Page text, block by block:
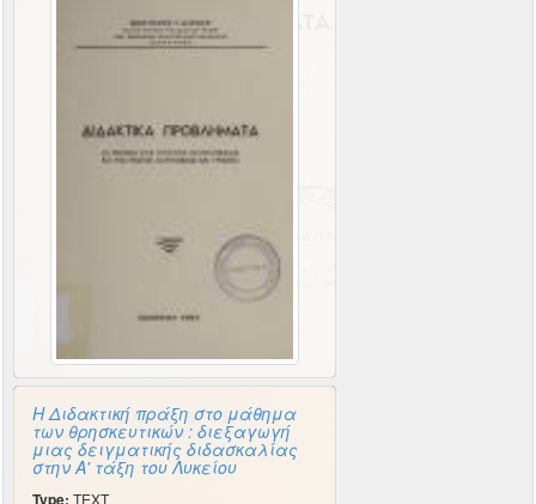
Η Διδακτική πράξη στο μάθημα
των θρησκευτικών : διεξαγωγή
μιας δειγματικής διδασκαλίας
στην Α' τάξη του Λυκείου
Type: TEXT